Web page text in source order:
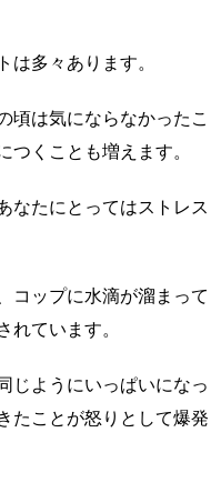
は多々あります。
頃は気にならなかったこ
つくことも増えます。
なたにとってはストレス
コップに水滴が溜まって
れています。
じようにいっぱいになっ
たことが怒りとして爆発